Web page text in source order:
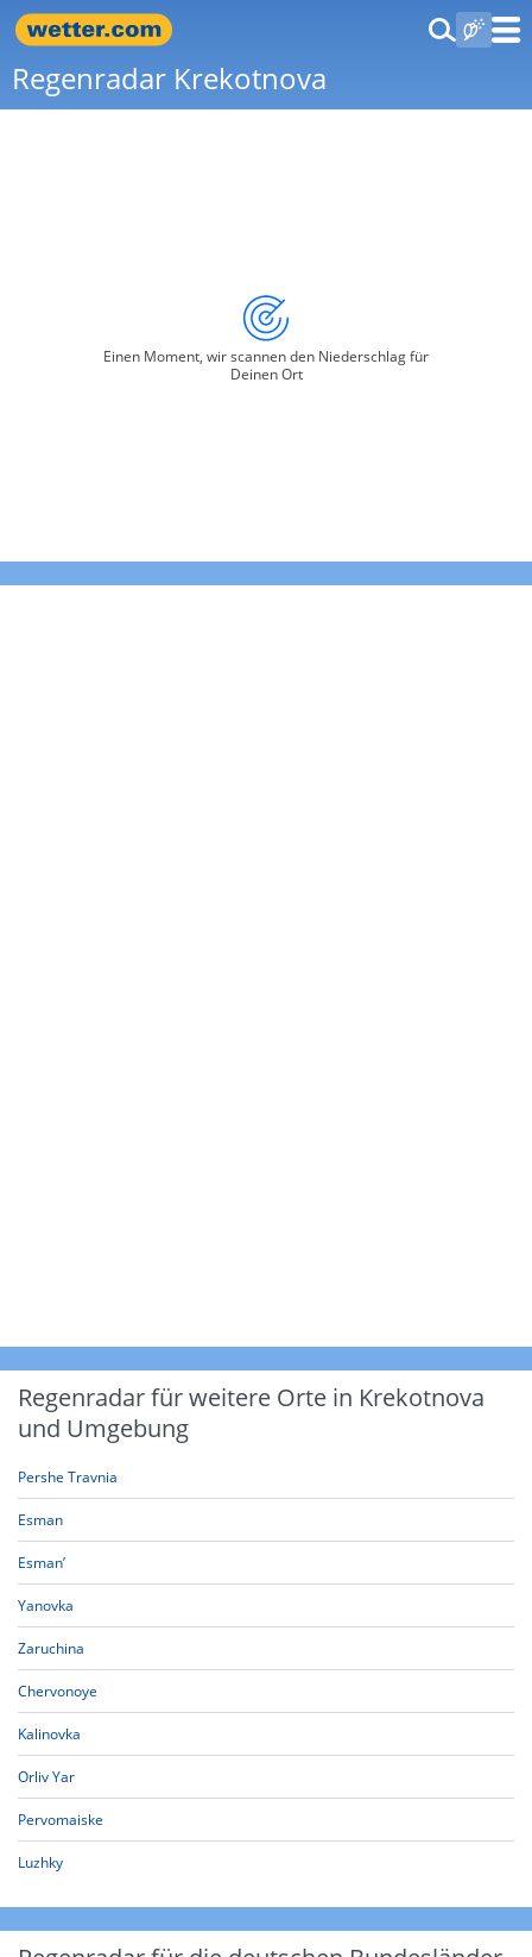
Regenradar Krekotnova
Einen Moment, wir scannen den Niederschlag für
Deinen Ort
Regenradar für weitere Orte in Krekotnova
und Umgebung
Pershe Travnia
Esman
Esman’
Yanovka
Zaruchina
Chervonoye
Kalinovka
Orliv Yar
Pervomaiske
Luzhky